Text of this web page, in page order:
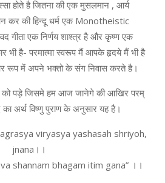
होते है जितना की एक मुसलमान , आर्य
कर की हिन्दू धर्म एक Monotheistic
गीता एक निर्णय शाश्त्र है और कृष्ण एक
भी है- परमात्मा स्वरूप मैं आपके हृदये मैं भी है
रूप में अपने भक्तो के संग निवास करते है।
पड़े जिसमे हम आज जानेगे की आखिर परम्
अर्थ विष्णु पुराण के अनुसार यह है।
viryasya yashasah shriyoh,
jnana।।
shannam bhagam itim gana” ।।